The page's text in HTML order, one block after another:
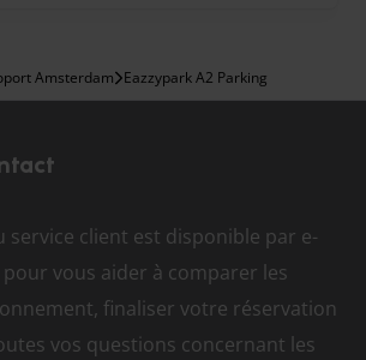
Amsterdam Eazzypark A2 Parking
service client est disponible par e-
vous aider à comparer les
finaliser votre réservation
vos questions concernant les